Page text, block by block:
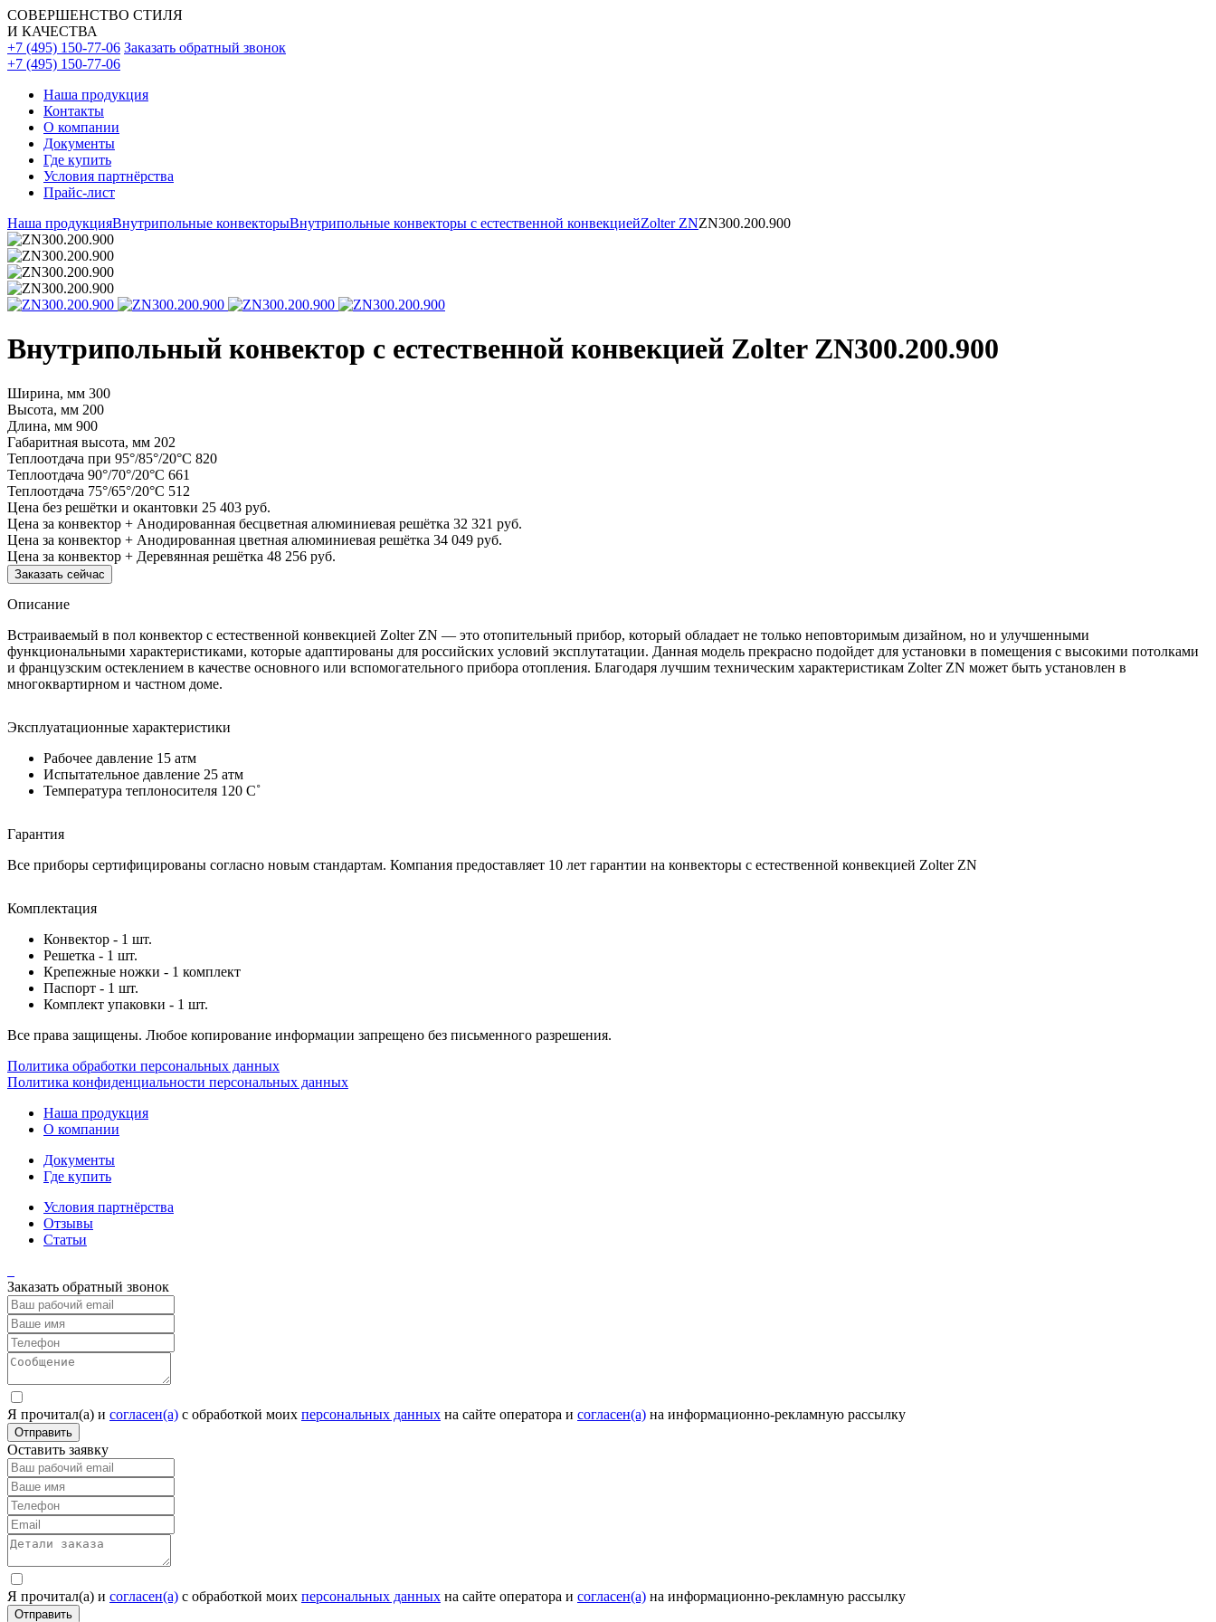
СОВЕРШЕНСТВО СТИЛЯ
И КАЧЕСТВА
+7 (495) 150-77-06 Заказать обратный звонок
+7 (495) 150-77-06
Наша продукция
Контакты
О компании
Документы
Где купить
Условия партнёрства
Прайс-лист
Наша продукцияВнутрипольные конвекторыВнутрипольные конвекторы с естественной конвекциейZolter ZNZN300.200.900
Внутрипольный конвектор с естественной конвекцией Zolter ZN300.200.900
Ширина, мм 300
Высота, мм 200
Длина, мм 900
Габаритная высота, мм 202
Теплоотдача при 95°/85°/20°С 820
Теплоотдача 90°/70°/20°С 661
Теплоотдача 75°/65°/20°С 512
Цена без решётки и окантовки 25 403 руб.
Цена за конвектор + Анодированная бесцветная алюминиевая решётка 32 321 руб.
Цена за конвектор + Анодированная цветная алюминиевая решётка 34 049 руб.
Цена за конвектор + Деревянная решётка 48 256 руб.
Заказать сейчас
Описание
Встраиваемый в пол конвектор с естественной конвекцией Zolter ZN — это отопительный прибор, который обладает не только неповторимым дизайном, но и улучшенными
функциональными характеристиками, которые адаптированы для российских условий эксплутатации. Данная модель прекрасно подойдет для установки в помещения с высокими потолками
и французским остеклением в качестве основного или вспомогательного прибора отопления. Благодаря лучшим техническим характеристикам Zolter ZN может быть установлен в
многоквартирном и частном доме.
Эксплуатационные характеристики
Рабочее давление 15 атм
Испытательное давление 25 атм
Температура теплоносителя 120 C˚
Гарантия
Все приборы сертифицированы согласно новым стандартам. Компания предоставляет 10 лет гарантии на конвекторы с естественной конвекцией Zolter ZN
Комплектация
Конвектор - 1 шт.
Решетка - 1 шт.
Крепежные ножки - 1 комплект
Паспорт - 1 шт.
Комплект упаковки - 1 шт.
Все права защищены. Любое копирование информации запрещено без письменного разрешения.
Политика обработки персональных данных
Политика конфиденциальности персональных данных
Наша продукция
О компании
Документы
Где купить
Условия партнёрства
Отзывы
Статьи
Заказать обратный звонок
Я прочитал(а) и согласен(а) c обработкой моих персональных данных на сайте оператора и согласен(а) на информационно-рекламную рассылку
Отправить
Оставить заявку
Я прочитал(а) и согласен(а) c обработкой моих персональных данных на сайте оператора и согласен(а) на информационно-рекламную рассылку
Отправить